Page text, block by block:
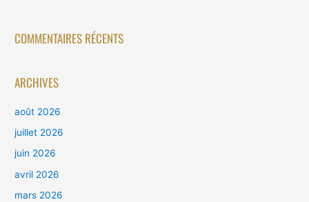
COMMENTAIRES RÉCENTS
ARCHIVES
août 2026
juillet 2026
juin 2026
avril 2026
mars 2026